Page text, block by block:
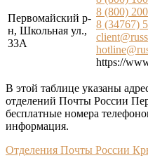
Первомайский р-
н, Школьная ул.,
33А
8 (800)
8 (34767)
https://
В этой таблице указаны
отделений Почты России
бесплатные номера
информация.
Отделения Почты России